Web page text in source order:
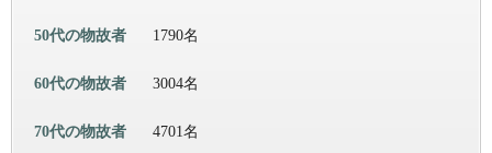
50代の物故者 1790名
60代の物故者 3004名
70代の物故者 4701名